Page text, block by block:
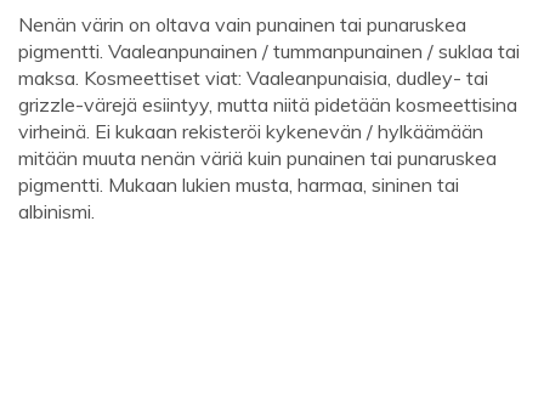
Nenän värin on oltava vain punainen tai punaruskea
pigmentti. Vaaleanpunainen / tummanpunainen / suklaa tai
maksa. Kosmeettiset viat: Vaaleanpunaisia, dudley- tai
grizzle-värejä esiintyy, mutta niitä pidetään kosmeettisina
virheinä. Ei kukaan rekisteröi kykenevän / hylkäämään
mitään muuta nenän väriä kuin punainen tai punaruskea
pigmentti. Mukaan lukien musta, harmaa, sininen tai
albinismi.